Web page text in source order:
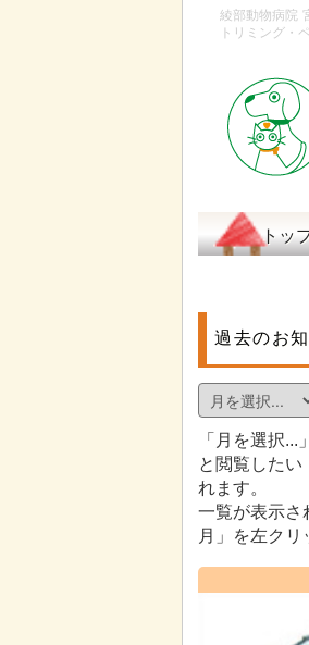
綾部動物病院
トリミング・
トッ
過去のお
「月を選択
と閲覧したい
れます。
一覧が表示さ
月」を左クリ